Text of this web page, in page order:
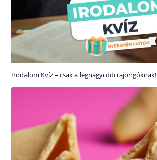
Irodalom Kvíz – csak a legnagyobb rajongóknak!